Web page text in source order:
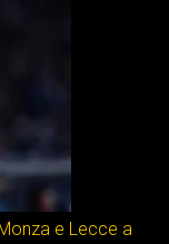
e Lecce a